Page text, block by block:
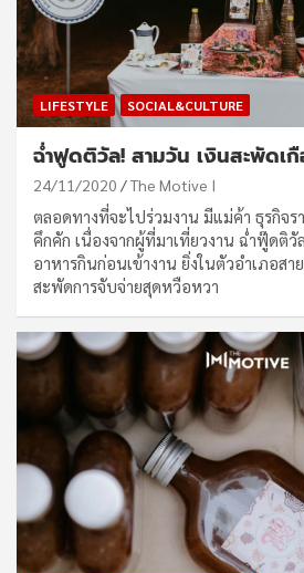
LIFESTYLE SOCIAL&CULTURE
ฉ่ำฟูดติวัล! สามวัน เงินสะพัดเ
24/11/2020 The Motive I
ตลอดทางที่จะไปร่วมงาน มีแม่ค้า ธุรกิจร
คึกคัก เนื่องจากผู้ที่มาเที่ยวงาน ฉ่ำฟู๊ดติ
อาหารกินก่อนเข้างาน ยิ่งในตัวอำเภอสา
สะพัดการจับจ่ายสุดหวือหวา